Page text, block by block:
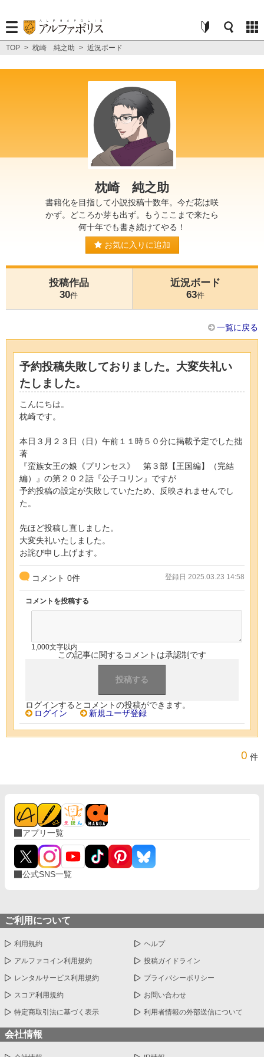
TOP > 枕崎 純之助 > 近況ボード
枕崎 純之助
書籍化を目指して小説投稿十数年。今だ花は咲
かず。どころか芽も出ず。もうここまで来たら
何十年でも書き続けてやる！
お気に入りに追加
投稿作品
30件
近況ボード
63件
一覧に戻る
予約投稿失敗しておりました。大変失礼い
たしました。
こんにちは。
枕崎です。
本日３月２３日（日）午前１１時５０分に掲載予定でした拙
著
『蛮族女王の娘《プリンセス》 第３部【王国編】（完結
編）』の第２０２話『公子コリン』ですが
予約投稿の設定が失敗していたため、反映されませんでし
た。
先ほど投稿し直しました。
大変失礼いたしました。
お詫び申し上げます。
コメント 0件 登録日 2025.03.23 14:58
コメントを投稿する
1,000文字以内
この記事に関するコメントは承認制です
ログインするとコメントの投稿ができます。
ログイン
新規ユーザ登録
0 件
アプリ一覧
公式SNS一覧
ご利用について
利用規約 ヘルプ
アルファコイン利用規約 投稿ガイドライン
レンタルサービス利用規約 プライバシーポリシー
スコア利用規約 お問い合わせ
特定商取引法に基づく表示 利用者情報の外部送信について
会社情報